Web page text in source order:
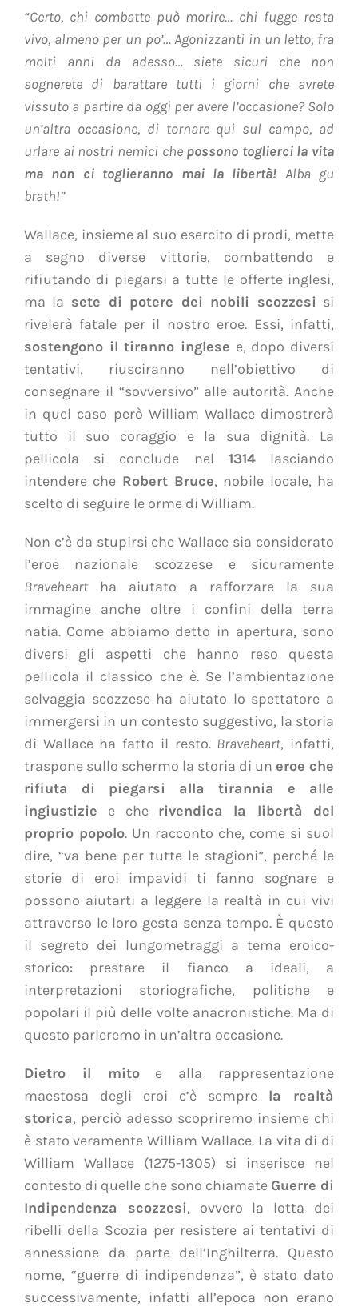
“Certo, chi combatte può morire… chi fugge resta
vivo, almeno per un po’… Agonizzanti in un letto, fra
molti anni da adesso… siete sicuri che non
sognerete di barattare tutti i giorni che avrete
vissuto a partire da oggi per avere l’occasione? Solo
un’altra occasione, di tornare qui sul campo, ad
urlare ai nostri nemici che possono toglierci la vita
ma non ci toglieranno mai la libertà! Alba gu
brath!”
Wallace, insieme al suo esercito di prodi, mette
a segno diverse vittorie, combattendo e
rifiutando di piegarsi a tutte le offerte inglesi,
ma la sete di potere dei nobili scozzesi si
rivelerà fatale per il nostro eroe. Essi, infatti,
sostengono il tiranno inglese e, dopo diversi
tentativi, riusciranno nell’obiettivo di
consegnare il “sovversivo” alle autorità. Anche
in quel caso però William Wallace dimostrerà
tutto il suo coraggio e la sua dignità. La
pellicola si conclude nel 1314lasciando
intendere che Robert Bruce, nobile locale, ha
scelto di seguire le orme di William.
Non c’è da stupirsi che Wallace sia considerato
l’eroe nazionale scozzese e sicuramente
Braveheartha aiutato a rafforzare la sua
immagine anche oltre i confini della terra
natia. Come abbiamo detto in apertura, sono
diversi gli aspetti che hanno reso questa
pellicola il classico che è. Se l’ambientazione
selvaggia scozzese ha aiutato lo spettatore a
immergersi in un contesto suggestivo, la storia
di Wallace ha fatto il resto. Braveheart, infatti,
traspone sullo schermo la storia di un eroe che
rifiuta di piegarsi alla tirannia e alle
ingiustizie e che rivendica la libertà del
proprio popolo. Un racconto che, come si suol
dire, “va bene per tutte le stagioni”, perché le
storie di eroi impavidi ti fanno sognare e
possono aiutarti a leggere la realtà in cui vivi
attraverso le loro gesta senza tempo. È questo
il segreto dei lungometraggi a tema eroico-
storico: prestare il fianco a ideali, a
interpretazioni storiografiche, politiche e
popolari il più delle volte anacronistiche. Ma di
questo parleremo in un’altra occasione.
Dietro il mitoe alla rappresentazione
maestosa degli eroi c’è sempre la realtà
storica, perciò adesso scopriremo insieme chi
è stato veramente William Wallace. La vita di di
William Wallace (1275-1305) si inserisce nel
contesto di quelle che sono chiamate Guerre di
Indipendenza scozzesi, ovvero la lotta dei
ribelli della Scozia per resistere ai tentativi di
annessione da parte dell’Inghilterra. Questo
nome, “guerre di indipendenza”, è stato dato
successivamente, infatti all’epoca non erano